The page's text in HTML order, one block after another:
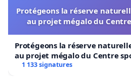
Protégeons la réserve
au projet mégalo du
Protégeons la réserve
au projet mégalo du Centre
1 133 signatures